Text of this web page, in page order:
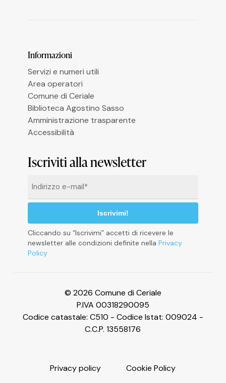
Informazioni
Servizi e numeri utili
Area operatori
Comune di Ceriale
Biblioteca Agostino Sasso
Amministrazione trasparente
Accessibilità
Iscriviti alla newsletter
Cliccando su “Iscrivimi” accetti di ricevere le
newsletter alle condizioni definite nella Privacy
Policy
© 2026 Comune di Ceriale
P.IVA 00318290095
Codice catastale: C510 - Codice Istat: 009024 -
C.C.P. 13558176
Privacy policy Cookie Policy